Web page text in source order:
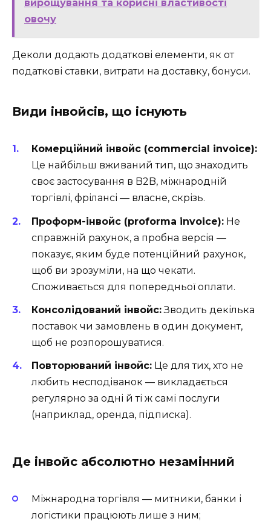
вирощування та корисні властивості
овочу
Деколи додають додаткові елементи, як от
податкові ставки, витрати на доставку, бонуси.
Види інвойсів, що існують
Комерційний інвойс (commercial invoice):
Це найбільш вживаний тип, що знаходить
своє застосування в B2B, міжнародній
торгівлі, фрілансі — власне, скрізь.
Проформ-інвойс (proforma invoice): Не
справжній рахунок, а пробна версія —
показує, яким буде потенційний рахунок,
щоб ви зрозуміли, на що чекати.
Споживається для попередньої оплати.
Консолідований інвойс:Зводить декілька
поставок чи замовлень в один документ,
щоб не розпорошуватися.
Повторюваний інвойс: Це для тих, хто не
любить несподіванок — викладається
регулярно за одні й ті ж самі послуги
(наприклад, оренда, підписка).
Де інвойс абсолютно незамінний
Міжнародна торгівля — митники, банки і
логістики працюють лише з ним;